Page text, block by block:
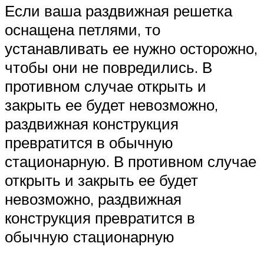
Если ваша раздвижная решетка
оснащена петлями, то
устанавливать ее нужно осторожно,
чтобы они не повредились. В
противном случае открыть и
закрыть ее будет невозможно,
раздвижная конструкция
превратится в обычную
стационарную. В противном случае
открыть и закрыть ее будет
невозможно, раздвижная
конструкция превратится в
обычную стационарную